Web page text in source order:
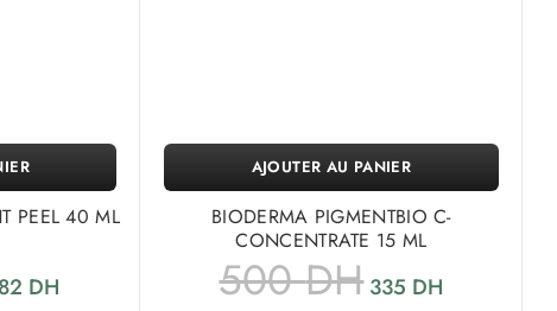
PEEL 40 ML
DH
BIODERMA PIGMENTBIO C-
CONCENTRATE 15 ML
500DH 335 DH
AJOUTER AU PANIER